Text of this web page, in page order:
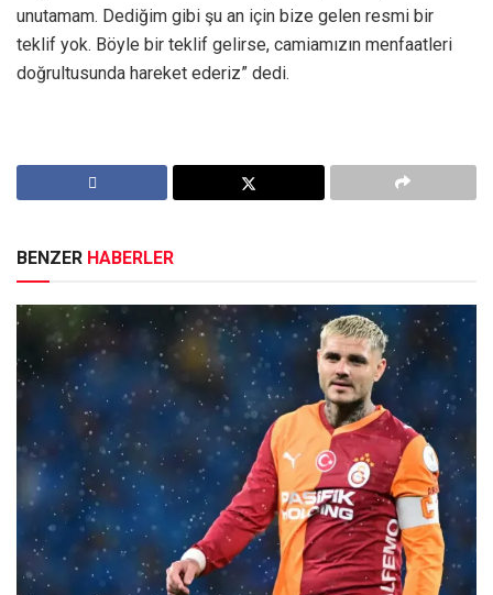
unutamam. Dediğim gibi şu an için bize gelen resmi bir
teklif yok. Böyle bir teklif gelirse, camiamızın menfaatleri
doğrultusunda hareket ederiz” dedi.
BENZER HABERLER